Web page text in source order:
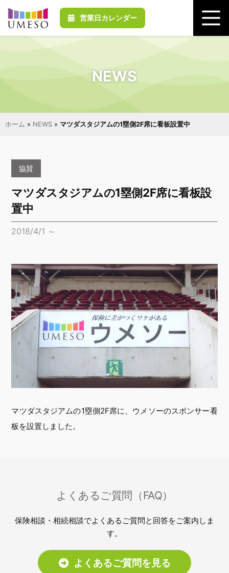
営業日カレンダー
NEWS
ホーム » NEWS » マツダスタジアムの1塁側2F席に看板設置中
協賛
マツダスタジアムの1塁側2F席に看板設
置中
2018/4/1 ～
マツダスタジアムの1塁側2F席に、ウメソーのスポンサー看
板を設置しました。
よくあるご質問（FAQ）
保険相談・相続相談でよくあるご質問と回答をご案内しま
す。
よくあるご質問を見る